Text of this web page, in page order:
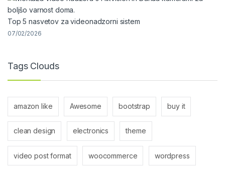
Top 5 nasvetov za videonadzorni sistem
07/02/2026
Tags Clouds
amazon like Awesome bootstrap buy it
clean design electronics theme
video post format woocommerce wordpress